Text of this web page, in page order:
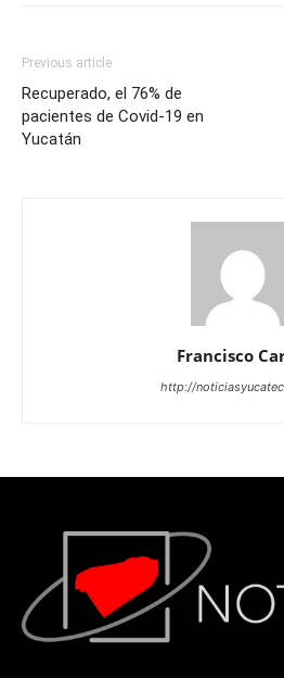
Previous article
Recuperado, el 76% de
pacientes de Covid-19 en
Yucatán
Francisco
http://